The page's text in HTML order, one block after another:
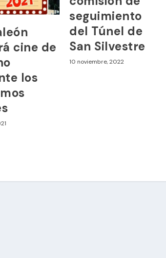
cine de
los
seguimiento
del Túnel de
San Silvestre
10 noviembre, 2022